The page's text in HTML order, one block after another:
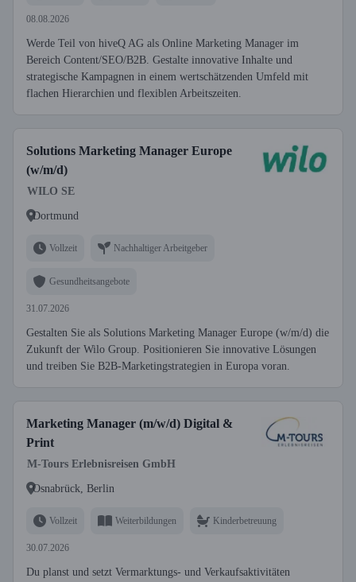
08.08.2026
Werde Teil von hiveQ AG als Online Marketing Manager im
Bereich Content/SEO/B2B. Gestalte innovative Inhalte und
strategische Kampagnen in einem wertschätzenden Umfeld mit
flachen Hierarchien und flexiblen Arbeitszeiten.
Solutions Marketing Manager Europe
(w/m/d)
WILO SE
Dortmund
Vollzeit Nachhaltiger Arbeitgeber
Gesundheitsangebote
31.07.2026
Gestalten Sie als Solutions Marketing Manager Europe (w/m/d) die
Zukunft der Wilo Group. Positionieren Sie innovative Lösungen
und treiben Sie B2B-Marketingstrategien in Europa voran.
Marketing Manager (m/w/d) Digital &
Print
M-Tours Erlebnisreisen GmbH
Osnabrück, Berlin
Vollzeit Weiterbildungen Kinderbetreuung
30.07.2026
Du planst und setzt Vermarktungs- und Verkaufsaktivitäten